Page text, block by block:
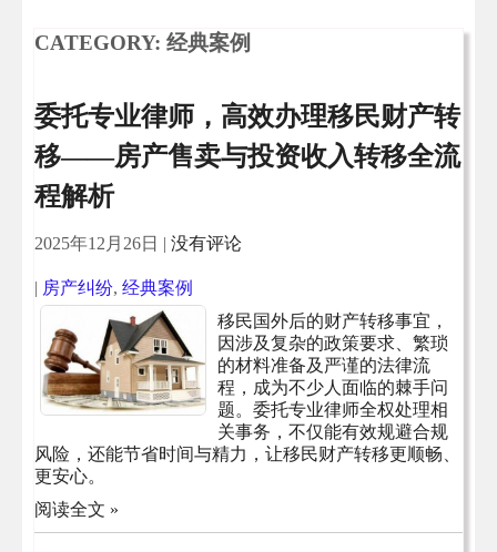
CATEGORY: 经典案例
委托专业律师，高效办理移民财产转
移——房产售卖与投资收入转移全流
程解析
2025年12月26日 | 没有评论
| 房产纠纷, 经典案例
移民国外后的财产转移事宜，
因涉及复杂的政策要求、繁琐
的材料准备及严谨的法律流
程，成为不少人面临的棘手问
题。委托专业律师全权处理相
关事务，不仅能有效规避合规
风险，还能节省时间与精力，让移民财产转移更顺畅、
更安心。
阅读全文 »